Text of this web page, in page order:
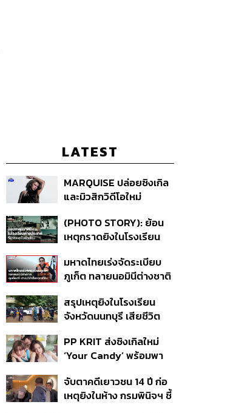
LATEST
MARQUISE ปล่อยซิงเกิล
และมิวสิกวิดีโอใหม่
สัมพันธ์สุด Toxic
(PHOTO STORY): ย้อน
เหตุกราดยิงในโรงเรียน
นักเรียน
มหาดไทยเร่งจัดระเบียบ
ภูเก็ต ทลายนอมินีต่างชาติ
ที่ดิน เคลียร์ใบอนุญาต
โรงแรมค้าง 7 ปี
สรุปเหตุยิงในโรงเรียน
จังหวัดนนทบุรี เสียชีวิต
ปมค้นประวัติคดีกราดยิงที่
สหรัฐฯ
PP KRIT ส่งซิงเกิลใหม่
‘Your Candy’ พร้อมพา
สิกวิดีโอ
จับตาคดีเยาวชน 14 ปี ก่อ
เหตุยิงในห้าง กรมพินิจฯ ชี้